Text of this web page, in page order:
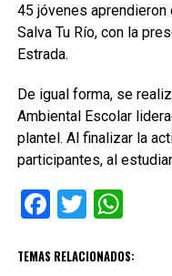
45 jóvenes aprendieron
Salva Tu Río, con la
Estrada.
De igual forma, se
Ambiental Escolar
plantel. Al finalizar la
participantes, al
Facebook
Twitter
TEMAS RELACIONADOS: